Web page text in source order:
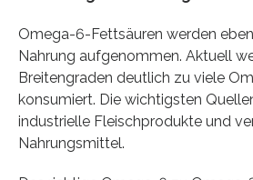
Omega-6-Fettsäuren werden
Nahrung aufgenommen. Aktuell
Breitengraden deutlich zu viele
konsumiert. Die wichtigsten
industrielle Fleischprodukte und
Nahrungsmittel.